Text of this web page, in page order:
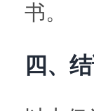
书。
四